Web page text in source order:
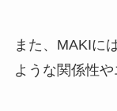
また、MAKIに
ような関係性